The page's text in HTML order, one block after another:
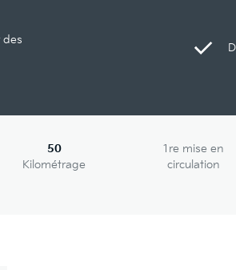
des
50
Kilométrage
1re mise en
circulation